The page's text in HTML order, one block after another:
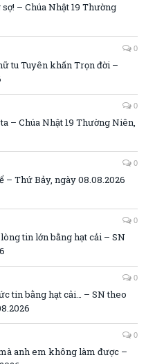
– Chúa Nhật 19 Thường
0
tu Tuyên khấn Trọn đời –
0
– Chúa Nhật 19 Thường Niên,
0
– Thứ Bảy, ngày 08.08.2026
0
tin lớn bằng hạt cải – SN
0
tin bằng hạt cải… – SN theo
0
anh em không làm được –